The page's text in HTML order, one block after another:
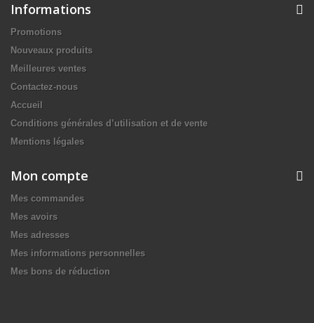
Informations
Promotions
Nouveaux produits
Meilleures ventes
Contactez-nous
Accueil
Conditions générales d’utilisation et de vente
Mentions légales
Mon compte
Mes commandes
Mes avoirs
Mes adresses
Mes informations personnelles
Mes bons de réduction